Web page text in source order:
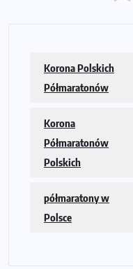
Korona Polskich
Półmaratonów
Korona
Półmaratonów
Polskich
półmaratony w
Polsce